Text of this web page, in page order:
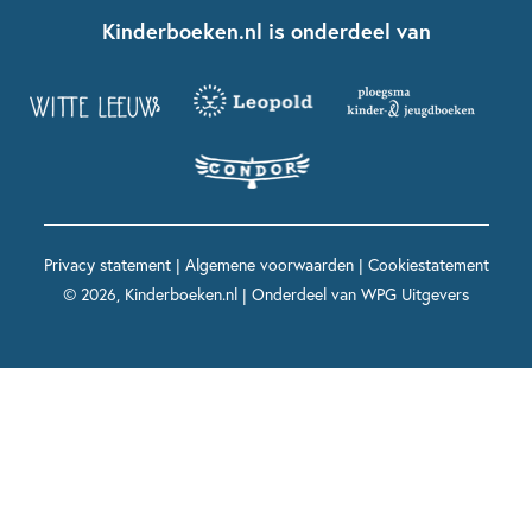
Kinderboeken diversiteit
Grappige kinderboeken
Spannende kinderboeken
Boekentips 12+ jaar
Voor volwassenen
Spekkie en Sproet
Maxi & Helium
Voor het onderwijs
Kinderboeken.nl is onderdeel van
Privacy statement| Algemene voorwaarden| Cookiestatement
© 2026, Kinderboeken.nl | Onderdeel van WPG Uitgevers